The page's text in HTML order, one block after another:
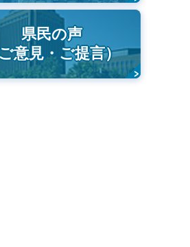
県民の声
ご意見・ご提言）